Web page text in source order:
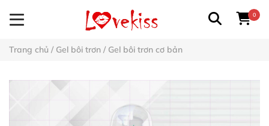
0
Trang chủ / Gel bôi trơn / Gel bôi trơn cơ bản